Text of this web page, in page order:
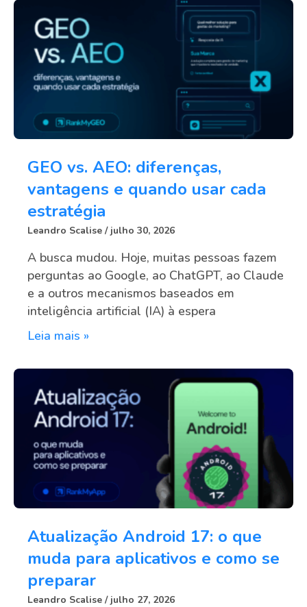
GEO vs. AEO: diferenças,
vantagens e quando usar cada
estratégia
Leandro Scalise julho 30, 2026
A busca mudou. Hoje, muitas pessoas fazem
perguntas ao Google, ao ChatGPT, ao Claude
e a outros mecanismos baseados em
inteligência artificial (IA) à espera
Leia mais »
Atualização Android 17: o que
muda para aplicativos e como se
preparar
Leandro Scalise julho 27, 2026